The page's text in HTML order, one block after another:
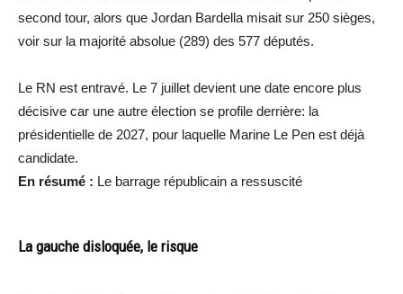
second tour, alors que Jordan Bardella misait sur 250 sièges,
voir sur la majorité absolue (289) des 577 députés.
Le RN est entravé. Le 7 juillet devient une date encore plus
décisive car une autre élection se profile derrière: la
présidentielle de 2027, pour laquelle Marine Le Pen est déjà
candidate.
En résumé : Le barrage républicain a ressuscité
La gauche disloquée, le risque